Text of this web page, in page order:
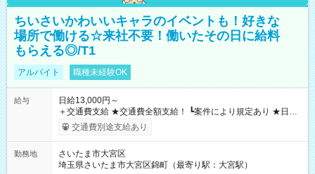
ちいさいかわいいキャラのイベントも！好きな
場所で働ける☆来社不要！働いたその日に給料
もらえる◎/T1
アルバイト 職種未経験OK
給与
日給13,000円～
＋交通費支給 ★交通費全額支給！ ┗案件により規定あり ★日払
いOK！（規定あり） ┗働いたその日に現金GET♪ お仕事後はコ
ンビニATMから 日払い分を引き落とせます！ 【試用期間】試
交通費別途支給あり
勤務地
さいたま市大宮区
埼玉県さいたま市大宮区錦町（最寄り駅：大宮駅）